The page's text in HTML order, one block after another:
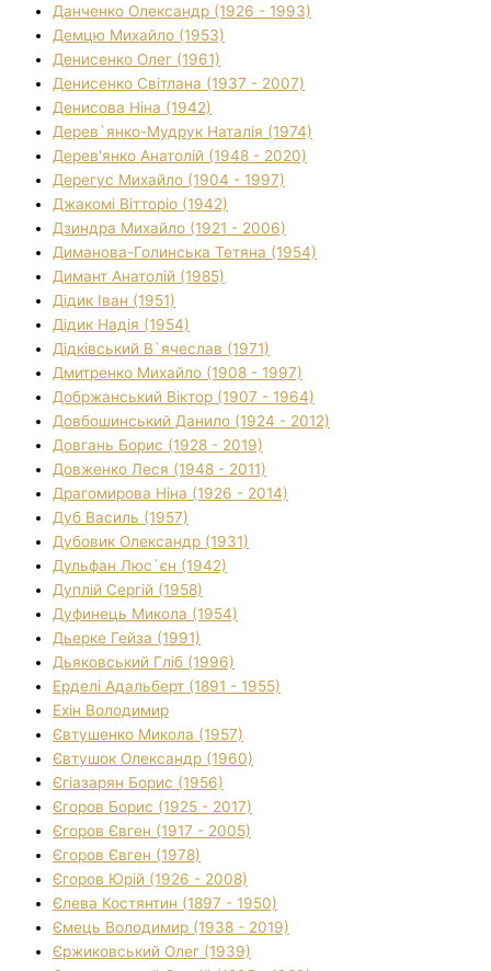
Данченко Олександр (1926 - 1993)
Демцю Михайло (1953)
Денисенко Олег (1961)
Денисенко Світлана (1937 - 2007)
Денисова Ніна (1942)
Дерев`янко-Мудрук Наталія (1974)
Дерев'янко Анатолій (1948 - 2020)
Дерегус Михайло (1904 - 1997)
Джакомі Вітторіо (1942)
Дзиндра Михайло (1921 - 2006)
Диманова-Голинська Тетяна (1954)
Димант Анатолій (1985)
Дідик Іван (1951)
Дідик Надія (1954)
Дідківський В`ячеслав (1971)
Дмитренко Михайло (1908 - 1997)
Добржанський Віктор (1907 - 1964)
Довбошинський Данило (1924 - 2012)
Довгань Борис (1928 - 2019)
Довженко Леся (1948 - 2011)
Драгомирова Ніна (1926 - 2014)
Дуб Василь (1957)
Дубовик Олександр (1931)
Дульфан Люс`єн (1942)
Дуплій Сергій (1958)
Дуфинець Микола (1954)
Дьерке Гейза (1991)
Дьяковський Гліб (1996)
Ерделі Адальберт (1891 - 1955)
Ехін Володимир
Євтушенко Микола (1957)
Євтушок Олександр (1960)
Єгіазарян Борис (1956)
Єгоров Борис (1925 - 2017)
Єгоров Євген (1917 - 2005)
Єгоров Євген (1978)
Єгоров Юрій (1926 - 2008)
Єлева Костянтин (1897 - 1950)
Ємець Володимир (1938 - 2019)
Єржиковський Олег (1939)